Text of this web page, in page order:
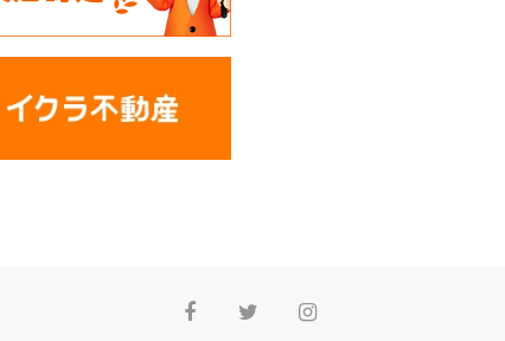
FacebookTwitterInstagram